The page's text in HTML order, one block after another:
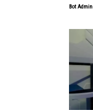
Bot Admin